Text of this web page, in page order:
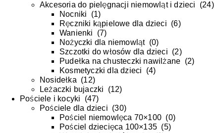
Akcesoria do pielęgnacji niemowląt i dzieci (24)
Nocniki (1)
Ręczniki kąpielowe dla dzieci (6)
Wanienki (7)
Nożyczki dla niemowląt(0)
Szczotki do włosów dla dzieci (2)
Pudełka na chusteczki nawilżane (2)
Kosmetyczki dla dzieci (4)
Nosidełka (12)
Leżaczki bujaczki (12)
Pościele i kocyki (47)
Pościele dla dzieci (30)
Pościel niemowlęca 70×100 (0)
Pościel dziecięca 100×135 (5)